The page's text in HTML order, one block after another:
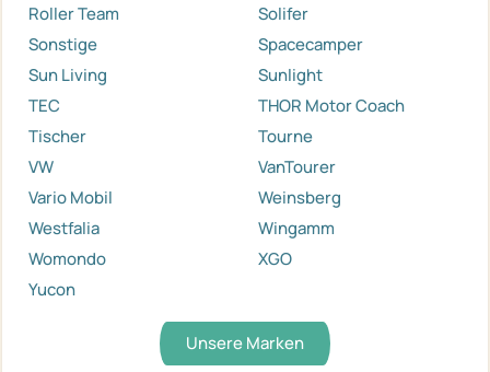
Roller Team
Solifer
Sonstige
Spacecamper
Sun Living
Sunlight
TEC
THOR Motor Coach
Tischer
Tourne
VW
VanTourer
Vario Mobil
Weinsberg
Westfalia
Wingamm
Womondo
XGO
Yucon
Unsere Marken